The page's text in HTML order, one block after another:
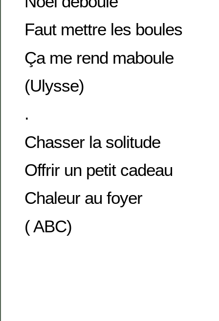
Faut mettre les boules
Ça me rend maboule
(Ulysse)
.
Chasser la solitude
Offrir un petit cadeau
Chaleur au foyer
( ABC)